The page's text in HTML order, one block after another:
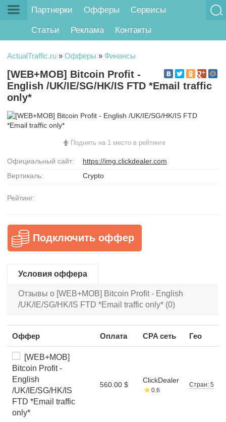
Партнерки Офферы Сервисы
Статьи Реклама Контакты
ActualTraffic.ru » Офферы » Финансы
[WEB+MOB] Bitcoin Profit -
English /UK/IE/SG/HK/IS FTD *Email traffic
only*
Поднять на 1 место в рейтинге
Официальный сайт:
https://img.clickdealer.com
Вертикаль:
Crypto
Рейтинг:
Подключить оффер
Условия оффера
Отзывы о [WEB+MOB] Bitcoin Profit - English
/UK/IE/SG/HK/IS FTD *Email traffic only* (0)
Оффер Оплата CPA сеть Гео
[WEB+MOB]
Bitcoin Profit -
English
/UK/IE/SG/HK/IS
FTD *Email traffic
only*
560.00 $
ClickDealer
0.6
Стран: 5